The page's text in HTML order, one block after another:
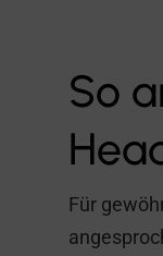
So
Für